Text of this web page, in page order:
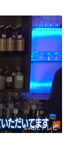
©ABCテレビ